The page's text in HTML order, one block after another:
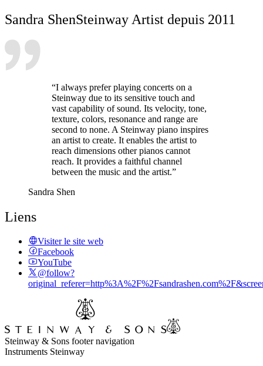
Sandra ShenSteinway Artist depuis 2011
“I always prefer playing concerts on a
Steinway due to its sensitive touch and
vast capability of sound. Its velocity, tone,
texture, colors, resonance and range are
second to none. A Steinway piano inspires
an artist to create. It enables the artist to
reach dimensions other pianos cannot
reach. It provides a faithful channel
between the music and the artist.”
Sandra Shen
Liens
Visiter le site web
Facebook
YouTube
@follow?
Steinway & Sons footer navigation
Instruments Steinway